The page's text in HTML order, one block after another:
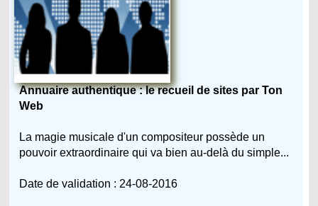
Annuaire authentique : le recueil de sites par Ton
Web
La magie musicale d'un compositeur possède un
pouvoir extraordinaire qui va bien au-delà du simple...
Date de validation : 24-08-2016